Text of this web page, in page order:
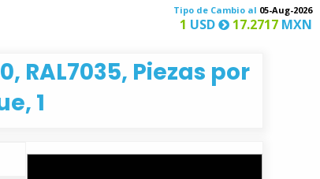
Tipo de Cambio al 05-Aug-2026
1 USD 17.2717 MXN
RAL7035, Piezas por
1